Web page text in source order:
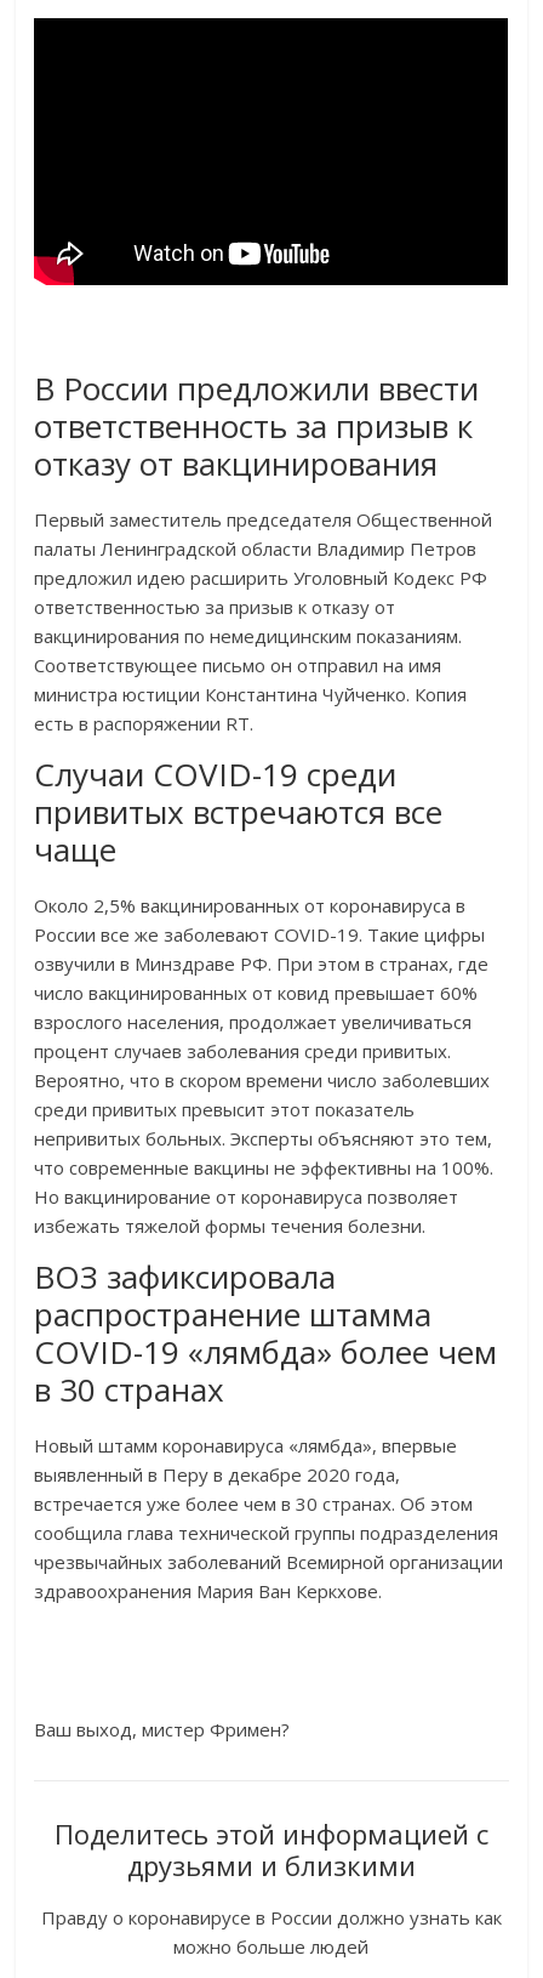
В России предложили ввести
ответственность за призыв к
отказу от вакцинирования
Первый заместитель председателя Общественной
палаты Ленинградской области Владимир Петров
предложил идею расширить Уголовный Кодекс РФ
ответственностью за призыв к отказу от
вакцинирования по немедицинским показаниям.
Соответствующее письмо он отправил на имя
министра юстиции Константина Чуйченко. Копия
есть в распоряжении RT.
Случаи COVID-19 среди
привитых встречаются все
чаще
Около 2,5% вакцинированных от коронавируса в
России все же заболевают COVID-19. Такие цифры
озвучили в Минздраве РФ. При этом в странах, где
число вакцинированных от ковид превышает 60%
взрослого населения, продолжает увеличиваться
процент случаев заболевания среди привитых.
Вероятно, что в скором времени число заболевших
среди привитых превысит этот показатель
непривитых больных. Эксперты объясняют это тем,
что современные вакцины не эффективны на 100%.
Но вакцинирование от коронавируса позволяет
избежать тяжелой формы течения болезни.
ВОЗ зафиксировала
распространение штамма
COVID-19 «лямбда» более чем
в 30 странах
Новый штамм коронавируса «лямбда», впервые
выявленный в Перу в декабре 2020 года,
встречается уже более чем в 30 странах. Об этом
сообщила глава технической группы подразделения
чрезвычайных заболеваний Всемирной организации
здравоохранения Мария Ван Керкхове.
Ваш выход, мистер Фримен?
Поделитесь этой информацией с
друзьями и близкими
Правду о коронавирусе в России должно узнать как
можно больше людей